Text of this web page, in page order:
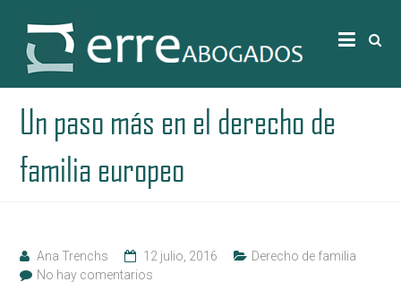
Un paso más en el derecho de
familia europeo
Ana Trenchs 12 julio, 2016
Derecho de familia
No hay comentarios